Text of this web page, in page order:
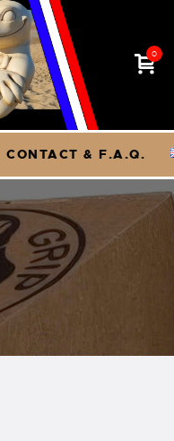
0
CONTACT & F.A.Q.